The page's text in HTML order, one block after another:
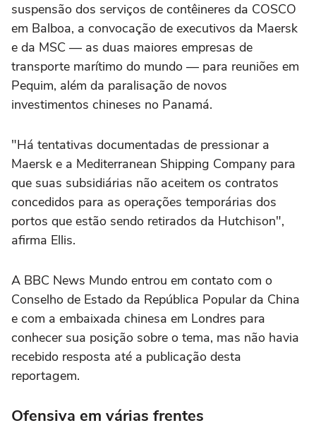
suspensão dos serviços de contêineres da COSCO
em Balboa, a convocação de executivos da Maersk
e da MSC — as duas maiores empresas de
transporte marítimo do mundo — para reuniões em
Pequim, além da paralisação de novos
investimentos chineses no Panamá.
"Há tentativas documentadas de pressionar a
Maersk e a Mediterranean Shipping Company para
que suas subsidiárias não aceitem os contratos
concedidos para as operações temporárias dos
portos que estão sendo retirados da Hutchison",
afirma Ellis.
A BBC News Mundo entrou em contato com o
Conselho de Estado da República Popular da China
e com a embaixada chinesa em Londres para
conhecer sua posição sobre o tema, mas não havia
recebido resposta até a publicação desta
reportagem.
Ofensiva em várias frentes